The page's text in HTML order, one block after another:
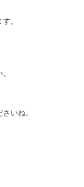
。
いね。